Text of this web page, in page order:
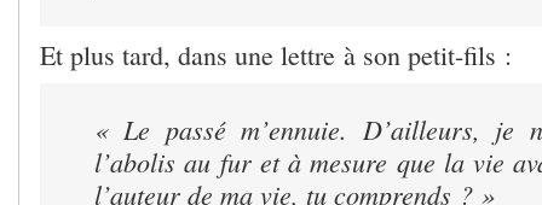
Et plus tard, dans une lettre à son petit-fils :
« Le passé m’ennuie. D’ailleurs, je
l’abolis au fur et à mesure que la vie
l’auteur de ma vie, tu comprends ? »